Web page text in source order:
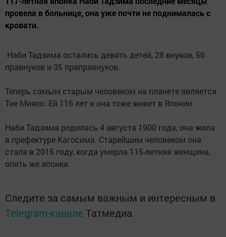
провела в больнице, она уже почти не поднималась с
кровати.
Наби Тадзима остались девять детей, 28 внуков, 56
правнуков и 35 праправнуков.
Теперь самым старым человеком на планете является
Тие Мияко. Ей 116 лет и она тоже живет в Японии.
Наби Тадзима родилась 4 августа 1900 года, она жила
в префектуре Кагосима. Старейшим человеком она
стала в 2015 году, когда умерла 115-летняя женщина,
опять же японка.
Следите за самым важным и интересным в
Telegram-канале Татмедиа